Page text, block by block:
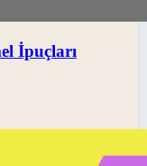
İpuçları